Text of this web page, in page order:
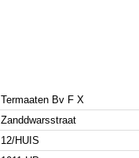
Termaaten Bv F X
Zanddwarsstraat
12/HUIS